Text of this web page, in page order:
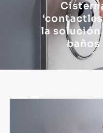
la solución